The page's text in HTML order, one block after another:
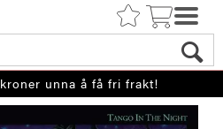
kroner unna å få fri frakt!